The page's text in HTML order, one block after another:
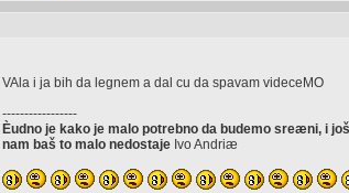
VAla i ja bih da legnem a dal cu da spavam videceMO
-----------------
Èudno je kako je malo potrebno da budemo sreæni, i
nam baš to malo nedostaje Ivo Andriæ